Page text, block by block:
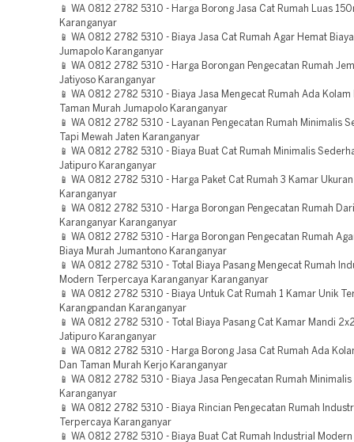
📱 WA 0812 2782 5310 - Harga Borong Jasa Cat Rumah Luas
Karanganyar
📱 WA 0812 2782 5310 - Biaya Jasa Cat Rumah Agar Hemat
Jumapolo Karanganyar
📱 WA 0812 2782 5310 - Harga Borongan Pengecatan Rumah
Jatiyoso Karanganyar
📱 WA 0812 2782 5310 - Biaya Jasa Mengecat Rumah Ada Kolam
Taman Murah Jumapolo Karanganyar
📱 WA 0812 2782 5310 - Layanan Pengecatan Rumah Minimalis
Tapi Mewah Jaten Karanganyar
📱 WA 0812 2782 5310 - Biaya Buat Cat Rumah Minimalis
Jatipuro Karanganyar
📱 WA 0812 2782 5310 - Harga Paket Cat Rumah 3 Kamar
Karanganyar
📱 WA 0812 2782 5310 - Harga Borongan Pengecatan Rumah
Karanganyar Karanganyar
📱 WA 0812 2782 5310 - Harga Borongan Pengecatan Rumah
Biaya Murah Jumantono Karanganyar
📱 WA 0812 2782 5310 - Total Biaya Pasang Mengecat Rumah
Modern Terpercaya Karanganyar Karanganyar
📱 WA 0812 2782 5310 - Biaya Untuk Cat Rumah 1 Kamar Unik
Karangpandan Karanganyar
📱 WA 0812 2782 5310 - Total Biaya Pasang Cat Kamar Mandi
Jatipuro Karanganyar
📱 WA 0812 2782 5310 - Harga Borong Jasa Cat Rumah Ada
Dan Taman Murah Kerjo Karanganyar
📱 WA 0812 2782 5310 - Biaya Jasa Pengecatan Rumah
Karanganyar
📱 WA 0812 2782 5310 - Biaya Rincian Pengecatan Rumah
Terpercaya Karanganyar
📱 WA 0812 2782 5310 - Biaya Buat Cat Rumah Industrial